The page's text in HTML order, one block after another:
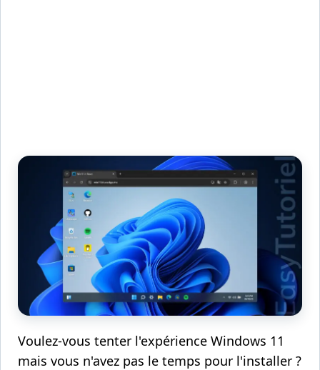
Voulez-vous tenter l'expérience Windows 11
mais vous n'avez pas le temps pour l'installer ?